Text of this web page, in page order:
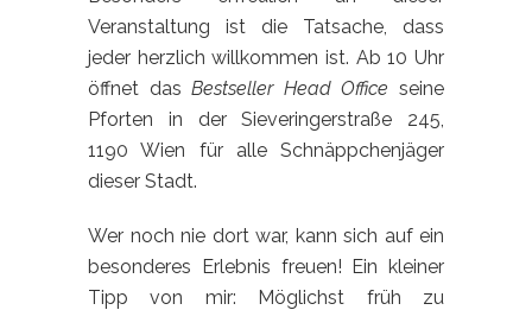
Veranstaltung ist die Tatsache, dass
jeder herzlich willkommen ist. Ab 10 Uhr
öffnet dasBestseller Head Office seine
Pforten in der Sieveringerstraße 245,
1190 Wien für alle Schnäppchenjäger
dieser Stadt.
Wer noch nie dort war, kann sich auf ein
besonderes Erlebnis freuen! Ein kleiner
Tipp von mir: Möglichst früh zu